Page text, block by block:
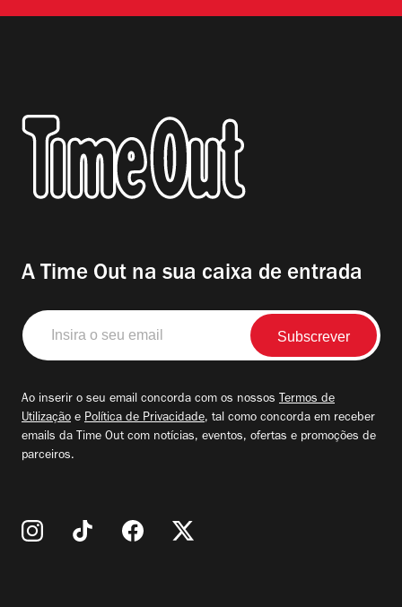
A Time Out na sua caixa de entrada
Insira
o
seu
Ao inserir o seu email concorda com os nossos Termos de
Utilização e Política de Privacidade, tal como concorda em receber
emails da Time Out com notícias, eventos, ofertas e promoções de
parceiros.